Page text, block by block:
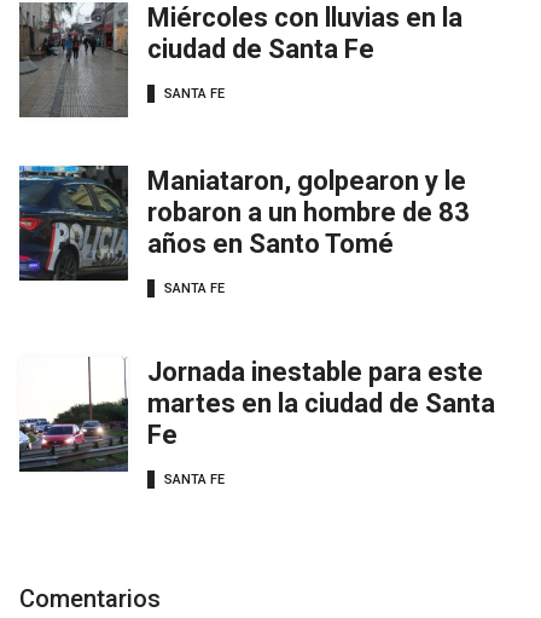
Miércoles con lluvias en la
ciudad de Santa Fe
SANTA FE
Maniataron, golpearon y le
robaron a un hombre de 83
años en Santo Tomé
SANTA FE
Jornada inestable para este
martes en la ciudad de Santa
Fe
SANTA FE
Comentarios